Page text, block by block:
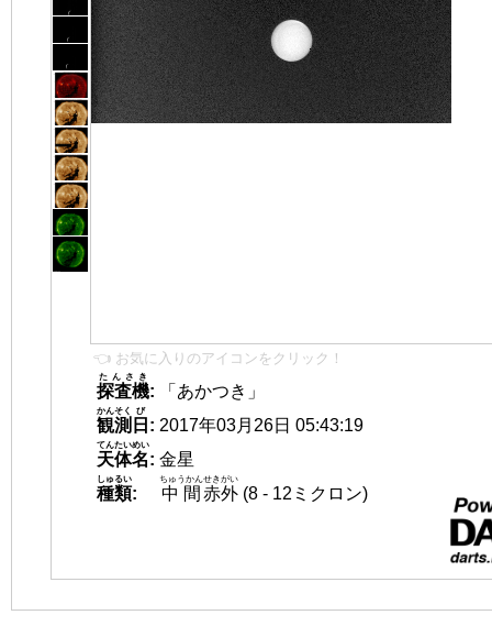
👈 お気に入りのアイコンをクリック！
探査機
たんさき
:
「あかつき」
観測
かんそく
日
び
: 2017年03月26日 05:43:19
天体名
てんたいめい
: 金星
種類
しゅるい
: 中間
ちゅうかん
赤外
せきがい
(8 - 12ミクロン)